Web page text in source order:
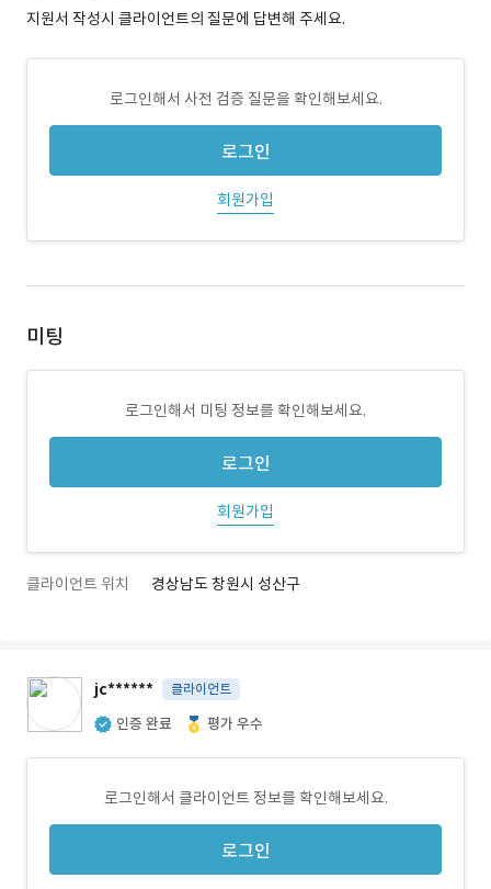
지원서 작성시 클라이언트의 질문에 답변해 주세요.
로그인해서 사전 검증 질문을 확인해보세요.
로그인
회원가입
미팅
로그인해서 미팅 정보를 확인해보세요.
로그인
회원가입
클라이언트 위치 경상남도 창원시 성산구
jc****** 클라이언트
인증 완료 평가 우수
로그인해서 클라이언트 정보를 확인해보세요.
로그인